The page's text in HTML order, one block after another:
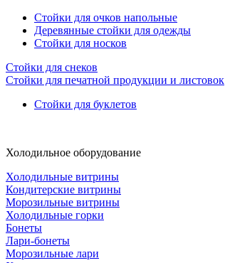
Стойки для очков напольные
Деревянные стойки для одежды
Стойки для носков
Стойки для снеков
Стойки для печатной продукции и листовок
Стойки для буклетов
Холодильное оборудование
Холодильные витрины
Кондитерские витрины
Морозильные витрины
Холодильные горки
Бонеты
Лари-бонеты
Морозильные лари